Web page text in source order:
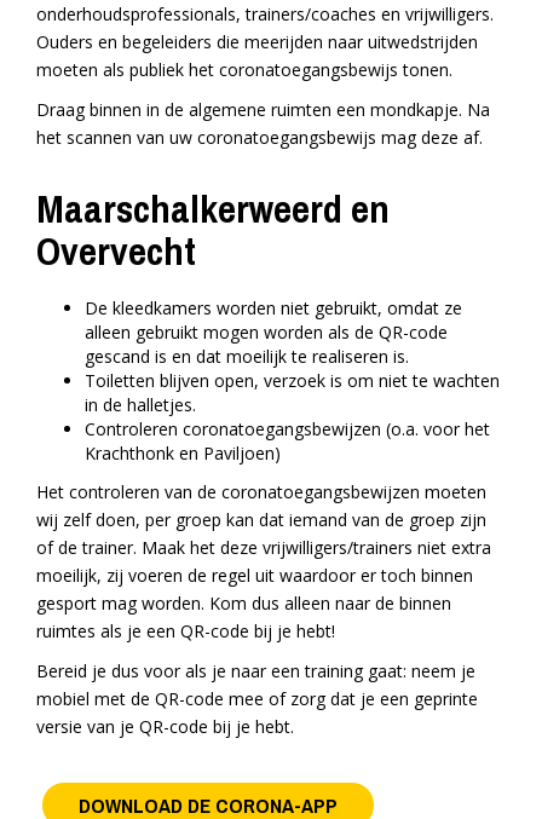
onderhoudsprofessionals, trainers/coaches en vrijwilligers.
Ouders en begeleiders die meerijden naar uitwedstrijden
moeten als publiek het coronatoegangsbewijs tonen.
Draag binnen in de algemene ruimten een mondkapje. Na
het scannen van uw coronatoegangsbewijs mag deze af.
Maarschalkerweerd en
Overvecht
De kleedkamers worden niet gebruikt, omdat ze
alleen gebruikt mogen worden als de QR-code
gescand is en dat moeilijk te realiseren is.
Toiletten blijven open, verzoek is om niet te wachten
in de halletjes.
Controleren coronatoegangsbewijzen (o.a. voor het
Krachthonk en Paviljoen)
Het controleren van de coronatoegangsbewijzen moeten
wij zelf doen, per groep kan dat iemand van de groep zijn
of de trainer. Maak het deze vrijwilligers/trainers niet extra
moeilijk, zij voeren de regel uit waardoor er toch binnen
gesport mag worden. Kom dus alleen naar de binnen
ruimtes als je een QR-code bij je hebt!
Bereid je dus voor als je naar een training gaat: neem je
mobiel met de QR-code mee of zorg dat je een geprinte
versie van je QR-code bij je hebt.
DOWNLOAD DE CORONA-APP